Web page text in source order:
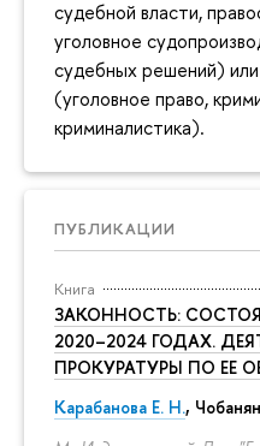
судебной власти,
уголовное
судебных решений)
(уголовное право,
криминалистика).
ПУБЛИКАЦИИ
Книга
ЗАКОННОСТЬ:
2020–2024 ГОДАХ.
ПРОКУРАТУРЫ ПО ЕЕ
Карабанова Е. Н.,